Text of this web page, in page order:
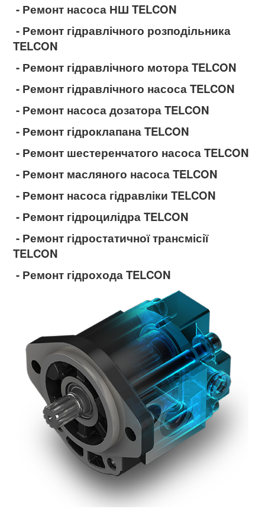
- Ремонт насоса НШ TELCON
- Ремонт гідравлічного розподільника
TELCON
- Ремонт гідравлічного мотора TELCON
- Ремонт гідравлічного насоса TELCON
- Ремонт насоса дозатора TELCON
- Ремонт гідроклапана TELCON
- Ремонт шестеренчатого насоса TELCON
- Ремонт масляного насоса TELCON
- Ремонт насоса гідравліки TELCON
- Ремонт гідроцилідра TELCON
- Ремонт гідростатичної трансмісії
TELCON
- Ремонт гідрохода TELCON